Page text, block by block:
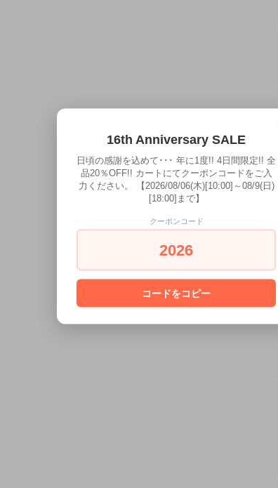
16th Anniversary SALE
日頃の感謝を込めて･･･ 年に1度!! 4日間限定!! 全
品20％OFF!! カートにてクーポンコードをご入
力ください。 【2026/08/06(木)[10:00]～08/9(日)
[18:00]まで】
クーポンコード
2026
コードをコピー